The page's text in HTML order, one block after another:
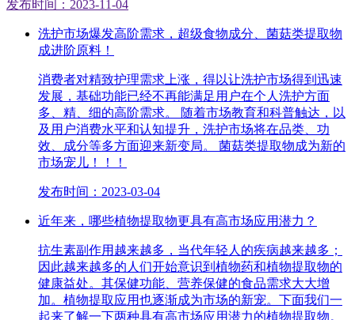
发布时间：2023-11-04
洗护市场爆发高阶需求，超级食物成分、菌菇类提取物
成进阶原料！
消费者对精致护理需求上涨，得以让洗护市场得到迅速
发展，基础功能已经不再能满足用户在个人洗护方面
多、精、细的高阶需求。 随着市场教育和科普触达，以
及用户消费水平和认知提升，洗护市场将在品类、功
效、成分等多方面迎来新变局。 菌菇类提取物成为新的
市场宠儿！！！
发布时间：2023-03-04
近年来，哪些植物提取物更具有高市场应用潜力？
抗生素副作用越来越多，当代年轻人的疾病越来越多；
因此越来越多的人们开始意识到植物药和植物提取物的
健康益处。其保健功能、营养保健的食品需求大大增
加。植物提取应用也逐渐成为市场的新宠。下面我们一
起来了解一下两种具有高市场应用潜力的植物提取物。